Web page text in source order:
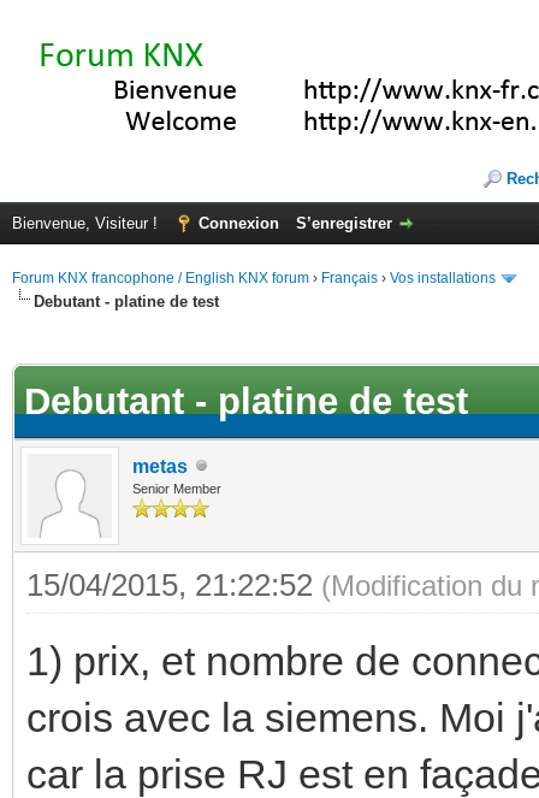
Bienvenue, Visiteur ! Connexion S’enregistrer
Forum KNX francophone / English KNX forum › Français › Vos installations
Debutant - platine de test
Debutant - platine de test
metas
Senior Member
15/04/2015, 21:22:52 (Modification du
1) prix, et nombre de
crois avec la siemens. Moi
car la prise RJ est en